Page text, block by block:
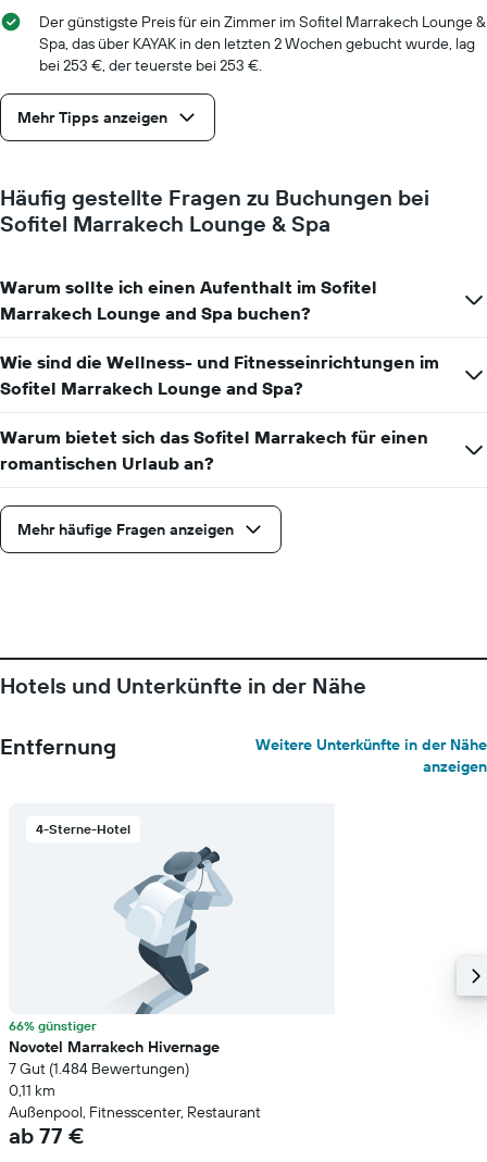
vor
dem
Aufenthalt
Das
Diagramm
hat
Achse,
die
Zimmerpreis
anzeigt
Der günstigste Preis für ein Zimmer im Sofitel Marrakech Lounge &
Spa, das über KAYAK in den letzten 2 Wochen gebucht wurde, lag
bei 253 €, der teuerste bei 253 €.
Mehr Tipps anzeigen
Häufig gestellte Fragen zu Buchungen bei
Sofitel Marrakech Lounge & Spa
Warum sollte ich einen Aufenthalt im Sofitel
Marrakech Lounge and Spa buchen?
Wie sind die Wellness- und Fitnesseinrichtungen im
Sofitel Marrakech Lounge and Spa?
Warum bietet sich das Sofitel Marrakech für einen
romantischen Urlaub an?
Mehr häufige Fragen anzeigen
Hotels und Unterkünfte in der Nähe
Entfernung
Weitere Unterkünfte in der Nähe
anzeigen
4-Sterne-Hotel
66% günstiger
Novotel Marrakech Hivernage
7 Gut (1.484 Bewertungen)
0,11 km
Außenpool, Fitnesscenter, Restaurant
ab 77 €